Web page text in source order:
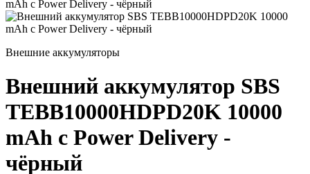
Внешние аккумуляторы
Внешний аккумулятор SBS
TEBB10000HDPD20K 10000
mAh с Power Delivery -
чёрный